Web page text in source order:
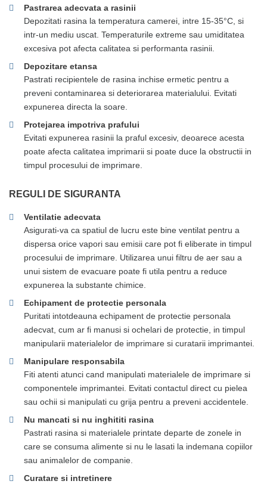
Pastrarea adecvata a rasinii
Depozitati rasina la temperatura camerei, intre 15-35°C, si
intr-un mediu uscat. Temperaturile extreme sau umiditatea
excesiva pot afecta calitatea si performanta rasinii.
Depozitare etansa
Pastrati recipientele de rasina inchise ermetic pentru a
preveni contaminarea si deteriorarea materialului. Evitati
expunerea directa la soare.
Protejarea impotriva prafului
Evitati expunerea rasinii la praful excesiv, deoarece acesta
poate afecta calitatea imprimarii si poate duce la obstructii in
timpul procesului de imprimare.
REGULI DE SIGURANTA
Ventilatie adecvata
Asigurati-va ca spatiul de lucru este bine ventilat pentru a
dispersa orice vapori sau emisii care pot fi eliberate in timpul
procesului de imprimare. Utilizarea unui filtru de aer sau a
unui sistem de evacuare poate fi utila pentru a reduce
expunerea la substante chimice.
Echipament de protectie personala
Puritati intotdeauna echipament de protectie personala
adecvat, cum ar fi manusi si ochelari de protectie, in timpul
manipularii materialelor de imprimare si curatarii imprimantei.
Manipulare responsabila
Fiti atenti atunci cand manipulati materialele de imprimare si
componentele imprimantei. Evitati contactul direct cu pielea
sau ochii si manipulati cu grija pentru a preveni accidentele.
Nu mancati si nu inghititi rasina
Pastrati rasina si materialele printate departe de zonele in
care se consuma alimente si nu le lasati la indemana copiilor
sau animalelor de companie.
Curatare si intretinere